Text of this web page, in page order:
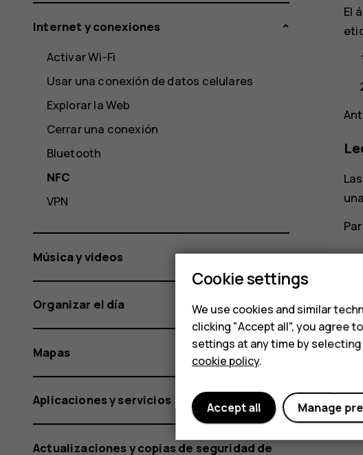
El
Internet y conexiones
Activar Wi-Fi
Usar una conexión de datos celulares
Explorar la Web
Cerrar una conexión
Bluetooth
NFC
VPN
Música y videos
Organizar el día
Mapas
Aplicaciones y servicios
Actualizaciones y copias de seguridad de
Cookie settings
We use cookies and similar
clicking "Accept all", you agree
settings at any time by
cookie policy.
Manage
Accept all